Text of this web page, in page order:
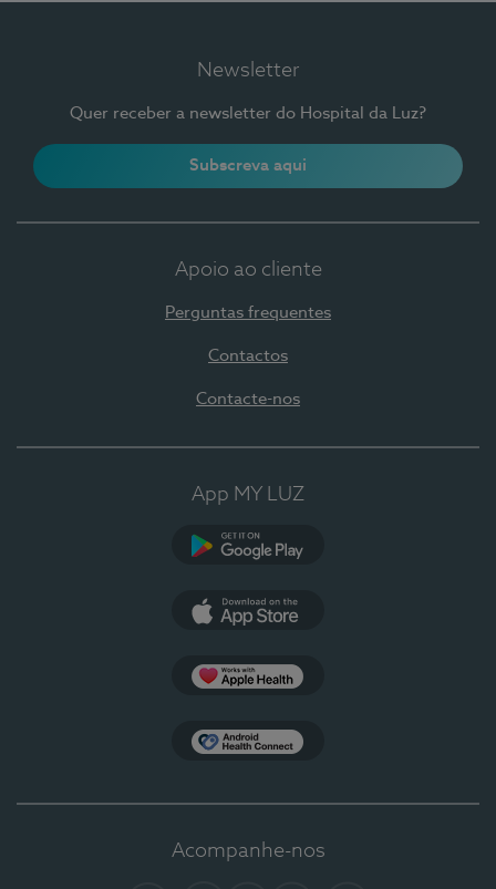
Newsletter
Quer receber a newsletter do Hospital da Luz?
Subscreva aqui
Apoio ao cliente
Perguntas frequentes
Contactos
Contacte-nos
App MY LUZ
Acompanhe-nos